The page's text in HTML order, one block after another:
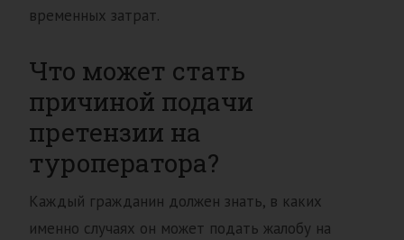
временных затрат.
Что может стать
причиной подачи
претензии на
туроператора?
Каждый гражданин должен знать, в каких
именно случаях он может подать жалобу на